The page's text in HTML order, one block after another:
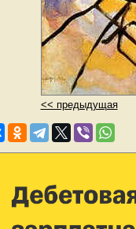
<< предыдущая